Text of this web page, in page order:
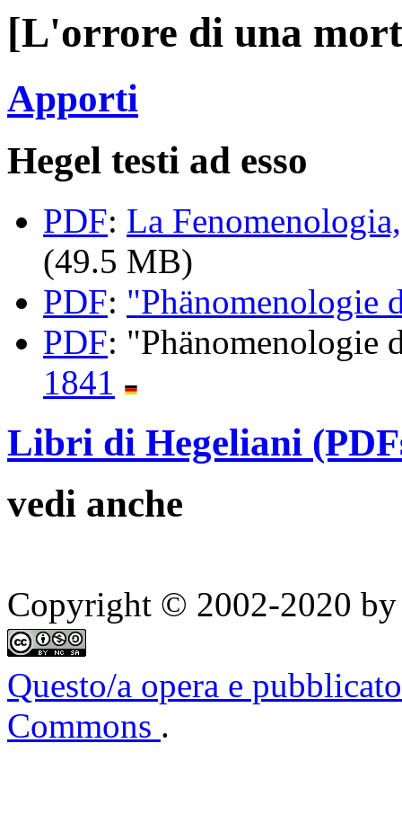
[L'orrore di una
Apporti
Hegel testi ad esso
PDF: La
(49.5 MB)
PDF: "Phänomenologie
PDF: "Phänomenologie
1841
Libri di Hegeliani
vedi anche
Copyright © 2002-2020 by
Questo/a opera e
Commons .